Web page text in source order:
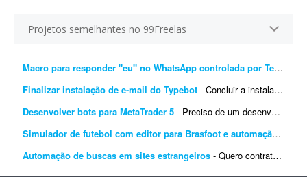
Projetos semelhantes no 99Freelas
Macro para responder "eu" no WhatsApp controlada por Telegram
Finalizar instalação de e-mail do Typebot - Concluir a instalação de e-mail do Typebot. Configurar SMTP, validar o envio de mensagens e integrar a funcionalidade com a instância atual. Entregar documentação ...
Desenvolver bots para MetaTrader 5 - Preciso de um desenvolvedor para criar um bot para operar day trade na B3. O robô deve ser desenvolvido para MetaTrader 5. Por favor, apresente exemplos de bots já desenvolvidos, bem ...
Simulador de futebol com editor para Brasfoot e automação-
Automação de buscas em sites estrangeiros - Quero contratar um serviço para realizar um projeto de automação para buscas automáticas em sites estrangeiros. Preferência por implementação em Pyth...